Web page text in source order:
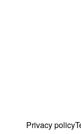
Privacy policy